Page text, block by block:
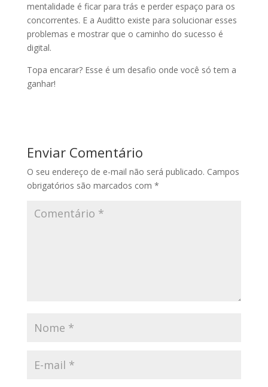
mentalidade é ficar para trás e perder espaço para os
concorrentes. E a Auditto existe para solucionar esses
problemas e mostrar que o caminho do sucesso é
digital.
Topa encarar? Esse é um desafio onde você só tem a
ganhar!
Enviar Comentário
O seu endereço de e-mail não será publicado. Campos
obrigatórios são marcados com *